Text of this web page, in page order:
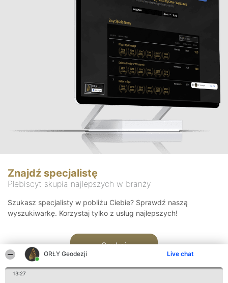
ORŁY Geodezji Live chat
13:27
Znajdź specjalistę
Plebiscyt skupia najlepszych w branży
Szukasz specjalisty w pobliżu Ciebie? Sprawdź naszą
wyszukiwarkę. Korzystaj tylko z usług najlepszych!
Szukaj